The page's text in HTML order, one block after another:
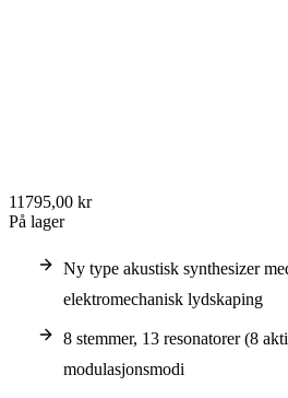
11795,00 kr
På lager
Ny type akustisk synthesizer
elektromechanisk lydskaping
8 stemmer, 13 resonatorer (8
modulasjonsmodi